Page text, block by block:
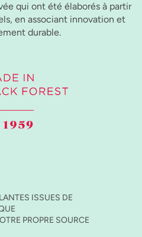
qui ont été élaborés à partir
en associant innovation et
durable.
ISSUES DE
PROPRE SOURCE